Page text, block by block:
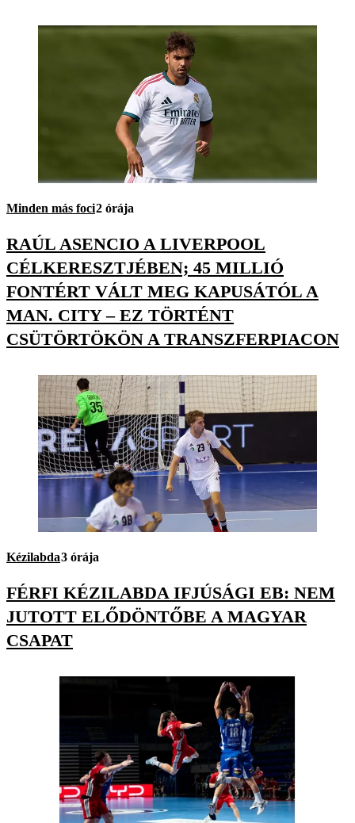
Minden más foci2 órája
RAÚL ASENCIO A LIVERPOOL
CÉLKERESZTJÉBEN; 45 MILLIÓ
FONTÉRT VÁLT MEG KAPUSÁTÓL A
MAN. CITY – EZ TÖRTÉNT
CSÜTÖRTÖKÖN A TRANSZFERPIACON
Kézilabda3 órája
FÉRFI KÉZILABDA IFJÚSÁGI EB: NEM
JUTOTT ELŐDÖNTŐBE A MAGYAR
CSAPAT